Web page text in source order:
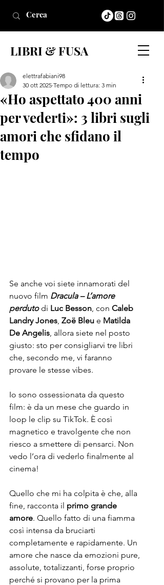
LIBRI & FUSA
«Ho aspettato 400 anni
per vederti»: 3 libri sugli
amori che sfidano il
tempo
elettrafabiani98
30 ott 2025 Tempo di lettura: 3 min
Se anche voi siete innamorati del
nuovo film Dracula – L’amore
perduto di Luc Besson , con Caleb
Landry Jones Zoë Bleu e Matilda
De Angelis , allora siete nel posto
giusto: sto per consigliarvi tre libri
che, secondo me, vi faranno
provare le stesse vibes.
Io sono ossessionata da questo
film: è da un mese che guardo in
loop le clip su TikTok. È così
magnetico e travolgente che non
riesco a smettere di pensarci. Non
vedo l’ora di vederlo finalmente al
cinema!
Quello che mi ha colpita è che, alla
fine, racconta il primo grande
amore. Quello fatto di una fiamma
così intensa da bruciarti
completamente e rapidamente. Un
amore che nasce da emozioni pure,
assolute, totalizzanti, forse proprio
perché si provano per la prima